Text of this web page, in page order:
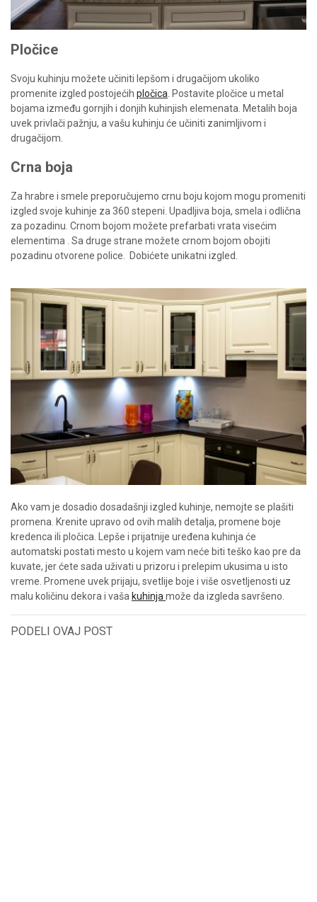
Pločice
Svoju kuhinju možete učiniti lepšom i drugačijom ukoliko
promenite izgled postojećih pločica . Postavite pločice u metal
bojama između gornjih i donjih kuhinjish elemenata. Metalih boja
uvek privlači pažnju, a vašu kuhinju će učiniti zanimljivom i
drugačijom.
Crna boja
Za hrabre i smele preporučujemo crnu boju kojom mogu promeniti
izgled svoje kuhinje za 360 stepeni. Upadljiva boja, smela i odlična
za pozadinu. Crnom bojom možete prefarbati vrata visećim
elementima . Sa druge strane možete crnom bojom obojiti
pozadinu otvorene police. Dobićete unikatni izgled.
Ako vam je dosadio dosadašnji izgled kuhinje, nemojte se plašiti
promena. Krenite upravo od ovih malih detalja, promene boje
kredenca ili pločica. Lepše i prijatnije uređena kuhinja će
automatski postati mesto u kojem vam neće biti teško kao pre da
kuvate, jer ćete sada uživati u prizoru i prelepim ukusima u isto
vreme. Promene uvek prijaju, svetlije boje i više osvetljenosti uz
malu količinu dekora i vaša kuhinja može da izgleda savršeno.
PODELI OVAJ POST